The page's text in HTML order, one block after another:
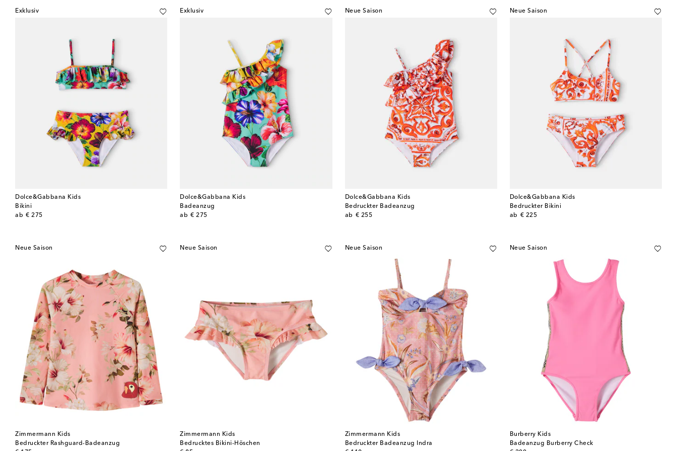
Exklusiv
Dolce&Gabbana Kids
Bikini
ab € 275
original price
Exklusiv
Dolce&Gabbana Kids
Badeanzug
ab € 275
original price
Neue Saison
Dolce&Gabbana Kids
Bedruckter Badeanzug
ab € 255
original price
Neue Saison
Dolce&Gabbana Kids
Bedruckter Bikini
ab € 225
original price
Neue Saison
Zimmermann Kids
Bedruckter Rashguard-Badeanzug
Neue Saison
Zimmermann Kids
Bedrucktes Bikini-Höschen
Neue Saison
Zimmermann Kids
Bedruckter Badeanzug Indra
Neue Saison
Burberry Kids
Badeanzug Burberry Check